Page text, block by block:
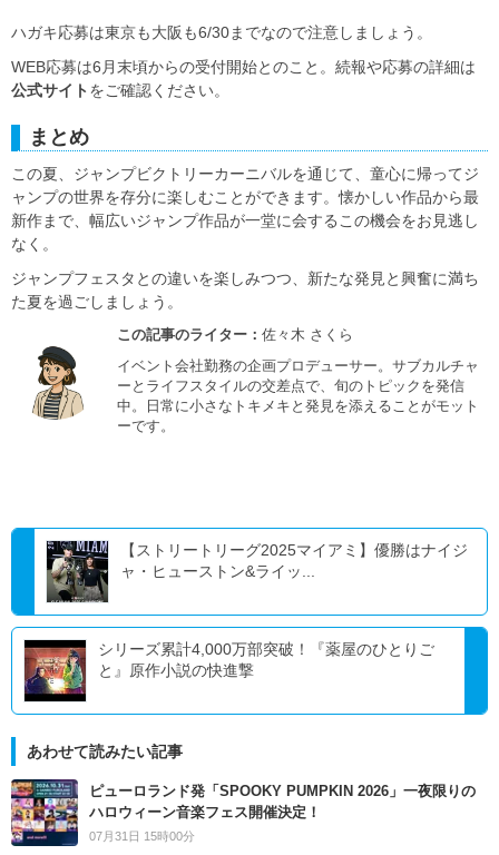
ハガキ応募は東京も大阪も6/30までなので注意しましょう。
WEB応募は6月末頃からの受付開始とのこと。続報や応募の詳細は
公式サイト をご確認ください。
まとめ
この夏、ジャンプビクトリーカーニバルを通じて、童心に帰ってジ
ャンプの世界を存分に楽しむことができます。懐かしい作品から最
新作まで、幅広いジャンプ作品が一堂に会するこの機会をお見逃し
なく。
ジャンプフェスタとの違いを楽しみつつ、新たな発見と興奮に満ち
た夏を過ごしましょう。
この記事のライター： 佐々木 さくら
イベント会社勤務の企画プロデューサー。サブカルチャ
ーとライフスタイルの交差点で、旬のトピックを発信
中。日常に小さなトキメキと発見を添えることがモット
ーです。
【ストリートリーグ2025マイアミ】優勝はナイジ
ャ・ヒューストン&ライッ...
シリーズ累計4,000万部突破！『薬屋のひとりご
と』原作小説の快進撃
あわせて読みたい記事
ピューロランド発「SPOOKY PUMPKIN 2026」一夜限りの
ハロウィーン音楽フェス開催決定！
07月31日 15時00分